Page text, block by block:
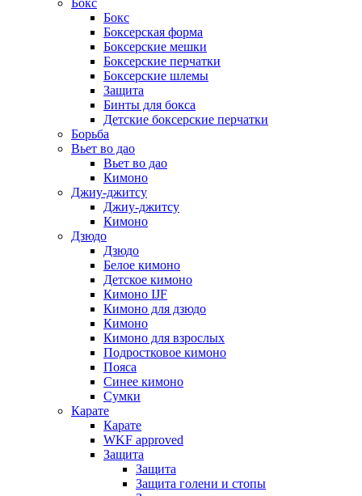
Бокс
Бокс
Боксерская форма
Боксерские мешки
Боксерские перчатки
Боксерские шлемы
Защита
Бинты для бокса
Детские боксерские перчатки
Борьба
Вьет во дао
Вьет во дао
Кимоно
Джиу-джитсу
Джиу-джитсу
Кимоно
Дзюдо
Дзюдо
Белое кимоно
Детское кимоно
Кимоно IJF
Кимоно для дзюдо
Кимоно
Кимоно для взрослых
Подростковое кимоно
Пояса
Синее кимоно
Сумки
Карате
Карате
WKF approved
Защита
Защита
Защита голени и стопы